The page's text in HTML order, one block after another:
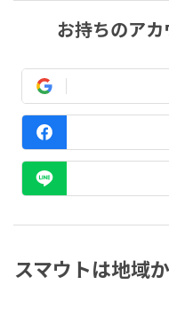
お持ちのア
スマウトは地域